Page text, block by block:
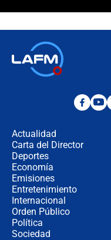
Actualidad
Carta del Director
Deportes
Economía
Emisiones
Entretenimiento
Internacional
Orden Público
Política
Sociedad